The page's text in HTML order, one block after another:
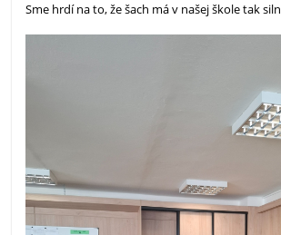
Sme hrdí na to, že šach má v našej škole tak